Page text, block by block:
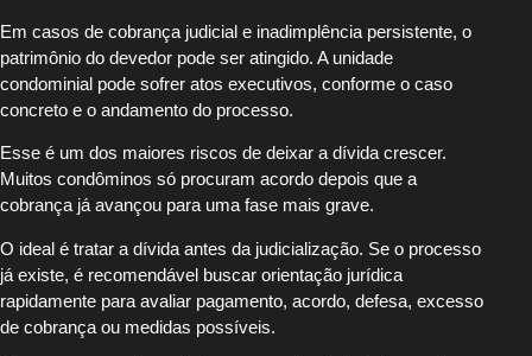
Em casos de cobrança judicial e inadimplência persistente, o
patrimônio do devedor pode ser atingido. A unidade
condominial pode sofrer atos executivos, conforme o caso
concreto e o andamento do processo.
Esse é um dos maiores riscos de deixar a dívida crescer.
Muitos condôminos só procuram acordo depois que a
cobrança já avançou para uma fase mais grave.
O ideal é tratar a dívida antes da judicialização. Se o processo
já existe, é recomendável buscar orientação jurídica
rapidamente para avaliar pagamento, acordo, defesa, excesso
de cobrança ou medidas possíveis.